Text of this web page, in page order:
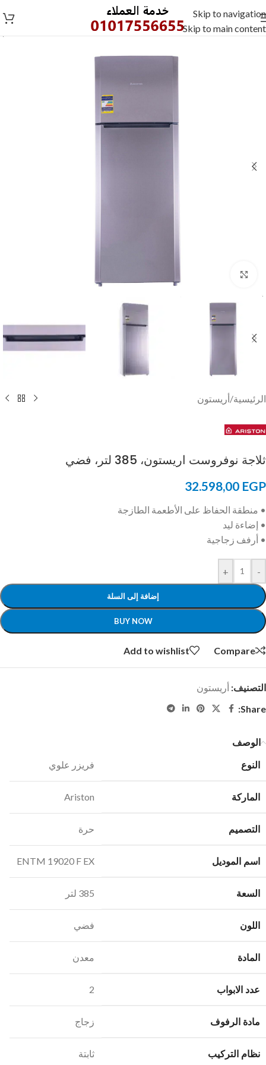
Skip to navigation
Skip to main content
الرئيسية/أريستون
ثلاجة نوفروست اريستون، 385 لتر، فضي
32.598,00 EGP
• منطقة الحفاظ على الأطعمة الطازجة
• إضاءة ليد
• أرفف زجاجية
-
+
إضافة إلى السلة
BUY NOW
Compare
Add to wishlist
التصنيف: أريستون
Share:
الوصف
النوع فريزر علوي
الماركة Ariston
التصميم حرة
اسم الموديل ENTM 19020 F EX
السعة 385 لتر
اللون فضي
المادة معدن
عدد الابواب 2
مادة الرفوف زجاج
نظام التركيب ثابتة